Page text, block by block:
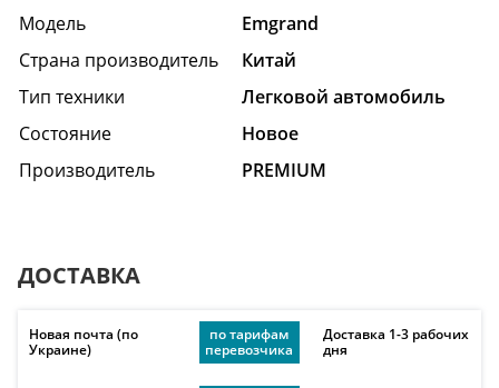
Модель
Emgrand
Страна производитель
Китай
Тип техники
Легковой автомобиль
Состояние
Hовое
Производитель
PREMIUM
ДОСТАВКА
Новая почта (по
Украине)
по тарифам
перевозчика
Доставка 1-3 рабочих
дня